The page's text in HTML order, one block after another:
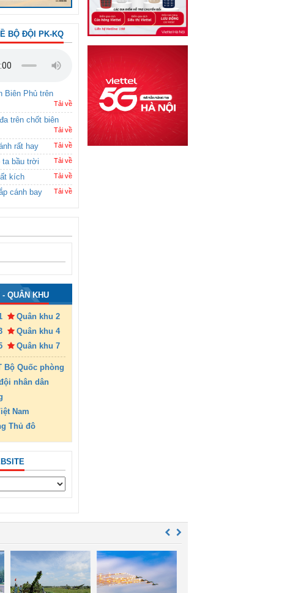
BỘ ĐỘI PK-KQ
Biên Phủ trên
Tải về
trên chốt biên
Tải về
rất hay Tải về
ta bầu trời Tải về
kích Tải về
cánh bay Tải về
- QUÂN KHU
Quân khu 2
Quân khu 4
Quân khu 7
Bộ Quốc phòng
nhân dân
Nam
Thủ đô